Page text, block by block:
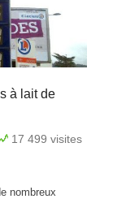
à lait de
17 499 visites
nombreux